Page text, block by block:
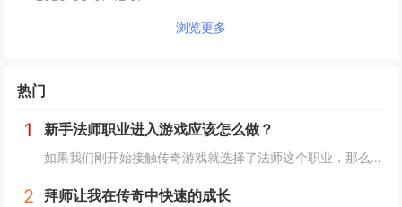
浏览更多
热门
1 新手法师职业进入游戏应该怎么做？
如果我们刚开始接触传奇游戏就选择了法师这个职业，那么可以享受到比较好的视觉效果，因为法师这个职业的技能是非常炫酷的。而且这个职业也有许多的女性玩家在玩。当我们进入游戏，以后我们可以选择自己的游戏职业。我们可以直接选择法师职业性别的话，我们...
2 拜师让我在传奇中快速的成长